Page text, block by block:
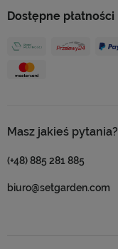
Dostępne płatności
Masz jakieś
(+48) 885 281 885
biuro@setgarden.com